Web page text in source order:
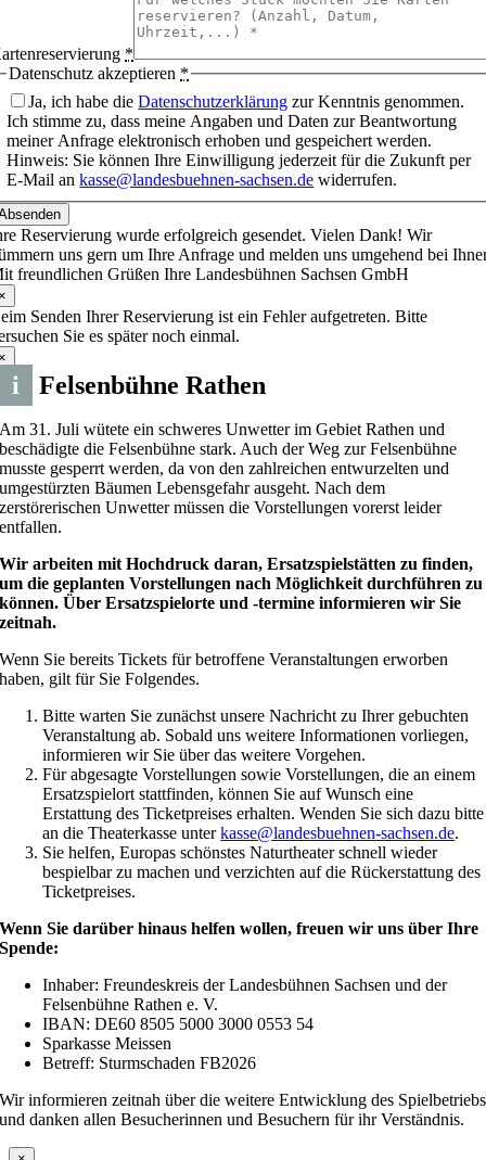
*
Datenschutz akzeptieren *
Ja, ich habe dieDatenschutzerklärung zur Kenntnis genommen.
Ich stimme zu, dass meine Angaben und Daten zur Beantwortung
meiner Anfrage elektronisch erhoben und gespeichert werden.
Hinweis: Sie können Ihre Einwilligung jederzeit für die Zukunft per
E-Mail ankasse@landesbuehnen-sachsen.de widerrufen.
Reservierung wurde erfolgreich gesendet. Vielen Dank! Wir
uns gern um Ihre Anfrage und melden uns umgehend bei
freundlichen Grüßen Ihre Landesbühnen Sachsen GmbH
Senden Ihrer Reservierung ist ein Fehler aufgetreten. Bitte
Sie es später noch einmal.
i Felsenbühne Rathen
Am 31. Juli wütete ein schweres Unwetter im Gebiet Rathen und
beschädigte die Felsenbühne stark. Auch der Weg zur Felsenbühne
musste gesperrt werden, da von den zahlreichen entwurzelten und
umgestürzten Bäumen Lebensgefahr ausgeht. Nach dem
zerstörerischen Unwetter müssen die Vorstellungen vorerst leider
entfallen.
Wir arbeiten mit Hochdruck daran, Ersatzspielstätten zu finden,
um die geplanten Vorstellungen nach Möglichkeit durchführen zu
können. Über Ersatzspielorte und -termine informieren wir Sie
zeitnah.
Wenn Sie bereits Tickets für betroffene Veranstaltungen erworben
haben, gilt für Sie Folgendes.
Bitte warten Sie zunächst unsere Nachricht zu Ihrer gebuchten
Veranstaltung ab. Sobald uns weitere Informationen vorliegen,
informieren wir Sie über das weitere Vorgehen.
Für abgesagte Vorstellungen sowie Vorstellungen, die an einem
Ersatzspielort stattfinden, können Sie auf Wunsch eine
Erstattung des Ticketpreises erhalten. Wenden Sie sich dazu bitte
an die Theaterkasse unterkasse@landesbuehnen-sachsen.de.
Sie helfen, Europas schönstes Naturtheater schnell wieder
bespielbar zu machen und verzichten auf die Rückerstattung des
Ticketpreises.
Wenn Sie darüber hinaus helfen wollen, freuen wir uns über Ihre
Spende:
Inhaber: Freundeskreis der Landesbühnen Sachsen und der
Felsenbühne Rathen e. V.
IBAN: DE60 8505 5000 3000 0553 54
Sparkasse Meissen
Betreff: Sturmschaden FB2026
Wir informieren zeitnah über die weitere Entwicklung des Spielbetriebs
und danken allen Besucherinnen und Besuchern für ihr Verständnis.